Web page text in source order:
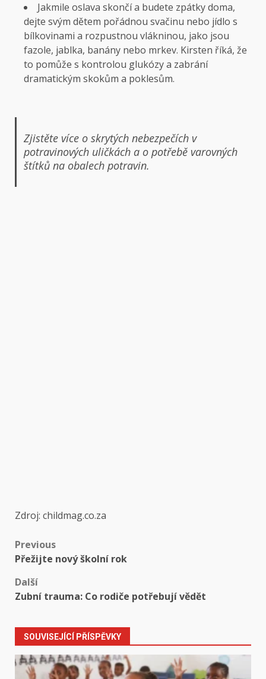
Jakmile oslava skončí a budete zpátky doma,
dejte svým dětem pořádnou svačinu nebo jídlo s
bílkovinami a rozpustnou vlákninou, jako jsou
fazole, jablka, banány nebo mrkev. Kirsten říká, že
to pomůže s kontrolou glukózy a zabrání
dramatickým skokům a poklesům.
Zjistěte více o skrytých nebezpečích v
potravinových uličkách a o potřebě varovných
štítků na obalech potravin.
Zdroj: childmag.co.za
Post
navigation
Previous
Přežijte nový školní rok
Další
Zubní trauma: Co rodiče potřebují vědět
SOUVISEJÍCÍ PŘÍSPĚVKY